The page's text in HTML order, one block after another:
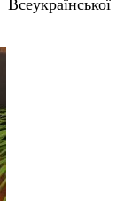
Всеукраїнської